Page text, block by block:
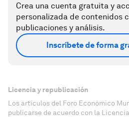
Crea una cuenta gratuita y
personalizada de contenidos
publicaciones y análisis.
Inscríbete de forma
Licencia y republicación
Los artículos del Foro Económico
publicarse de acuerdo con la